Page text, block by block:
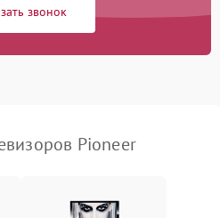
звонок
Pioneer